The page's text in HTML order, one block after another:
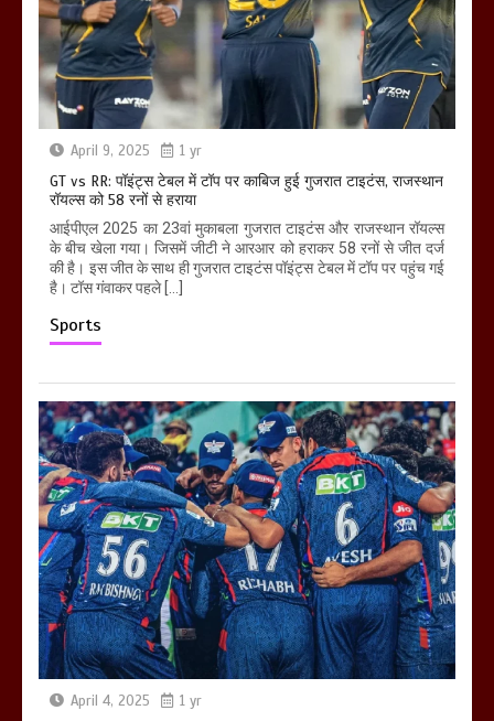
April 9, 2025 1 yr
GT vs RR: पॉइंट्स टेबल में टॉप पर काबिज हुई गुजरात टाइटंस, राजस्थान
रॉयल्स को 58 रनों से हराया
आईपीएल 2025 का 23वां मुकाबला गुजरात टाइटंस और राजस्थान रॉयल्स
के बीच खेला गया। जिसमें जीटी ने आरआर को हराकर 58 रनों से जीत दर्ज
की है। इस जीत के साथ ही गुजरात टाइटंस पॉइंट्स टेबल में टॉप पर पहुंच गई
है। टॉस गंवाकर पहले […]
Sports
April 4, 2025 1 yr